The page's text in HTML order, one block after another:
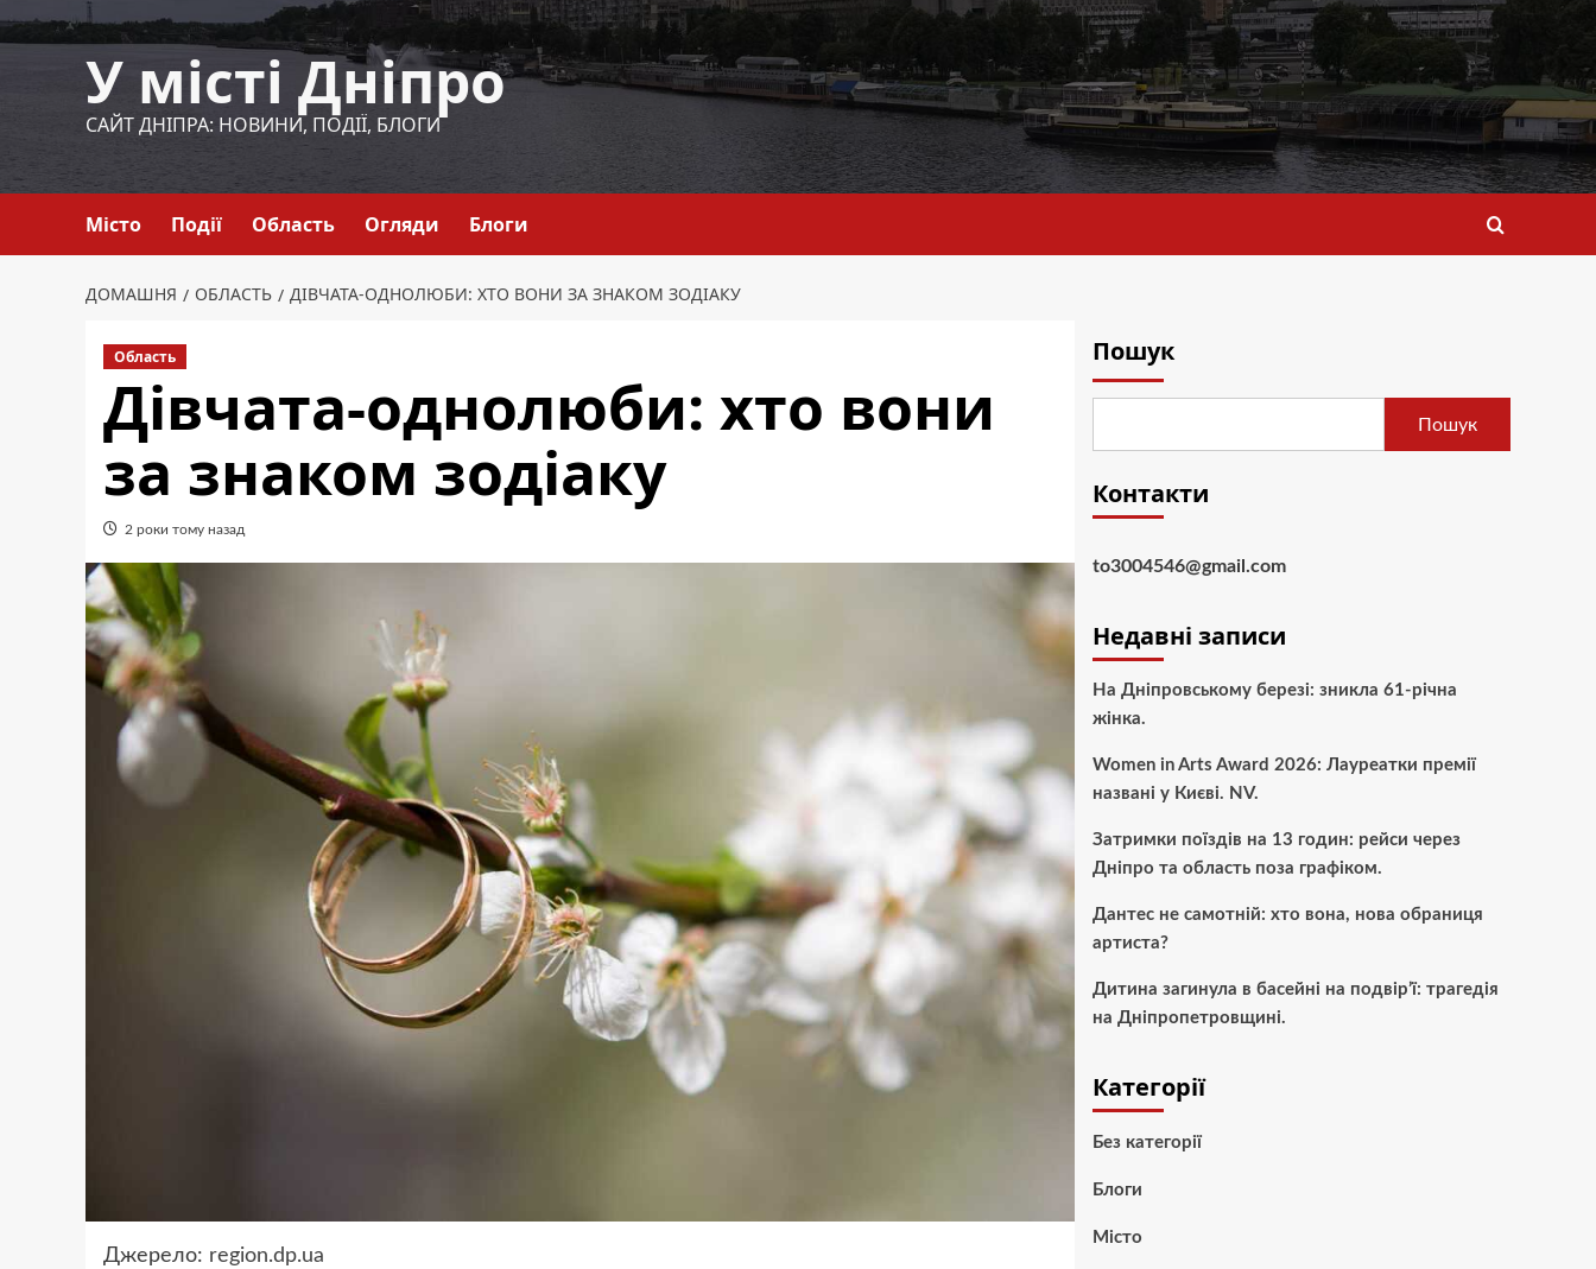
до
У місті Дніпро
САЙТ ДНІПРА: НОВИНИ, ПОДІЇ, БЛОГИ
Місто Події Область Огляди Блоги
ДОМАШНЯ ОБЛАСТЬ ДІВЧАТА-ОДНОЛЮБИ: ХТО ВОНИ ЗА ЗНАКОМ ЗОДІАКУ
Область
Дівчата-однолюби: хто вони
за знаком зодіаку
2 роки тому назад
Джерело: region.dp.ua
Пошук
Пошук
Контакти
to3004546@gmail.com
Недавні записи
На Дніпровському березі: зникла 61-річна
жінка.
Women in Arts Award 2026: Лауреатки премії
названі у Києві. NV.
Затримки поїздів на 13 годин: рейси через
Дніпро та область поза графіком.
Дантес не самотній: хто вона, нова обраниця
артиста?
Дитина загинула в басейні на подвір’ї: трагедія
на Дніпропетровщині.
Категорії
Без категорії
Блоги
Місто